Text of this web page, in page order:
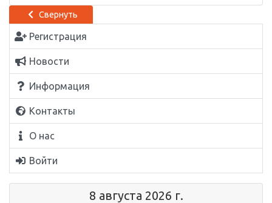
Свернуть
Регистрация
Новости
Информация
Контакты
О нас
Войти
8 августа 2026 г.